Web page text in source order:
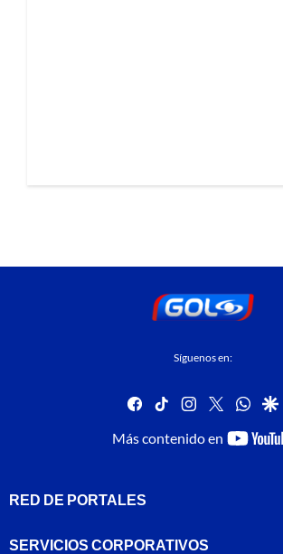
Síguenos en:
facebook
tiktok instagram
twitter
Más contenido en
RED DE PORTALES
SERVICIOS CORPORATIVOS